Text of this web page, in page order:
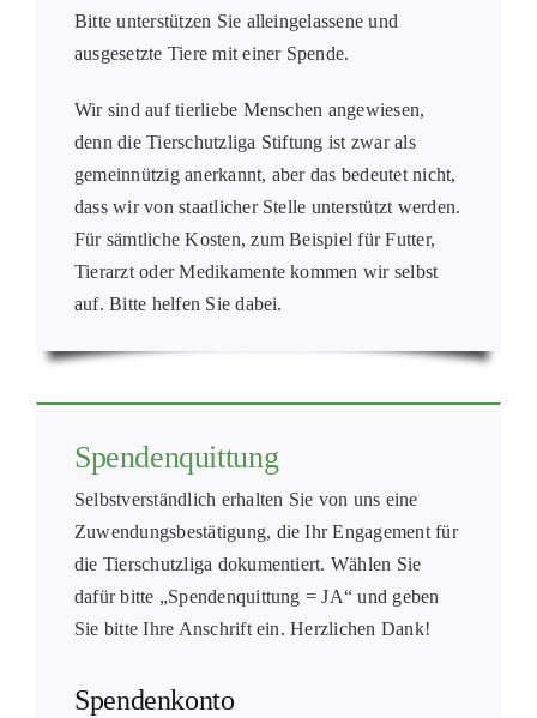
Bitte unterstützen Sie alleingelassene und
ausgesetzte Tiere mit einer Spende.
Wir sind auf tierliebe Menschen angewiesen,
denn die Tierschutzliga Stiftung ist zwar als
gemeinnützig anerkannt, aber das bedeutet nicht,
dass wir von staatlicher Stelle unterstützt werden.
Für sämtliche Kosten, zum Beispiel für Futter,
Tierarzt oder Medikamente kommen wir selbst
auf. Bitte helfen Sie dabei.
Spendenquittung
Selbstverständlich erhalten Sie von uns eine
Zuwendungsbestätigung, die Ihr Engagement für
die Tierschutzliga dokumentiert. Wählen Sie
dafür bitte „Spendenquittung = JA“ und geben
Sie bitte Ihre Anschrift ein. Herzlichen Dank!
Spendenkonto